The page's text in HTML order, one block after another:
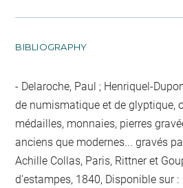
BIBLIOGRAPHY
Delaroche, Paul ; Henriquel-
de numismatique et de glyptique,
médailles, monnaies, pierres
anciens que modernes... gravés
Achille Collas, Paris, Rittner et
d'estampes, 1840, Disponible sur :